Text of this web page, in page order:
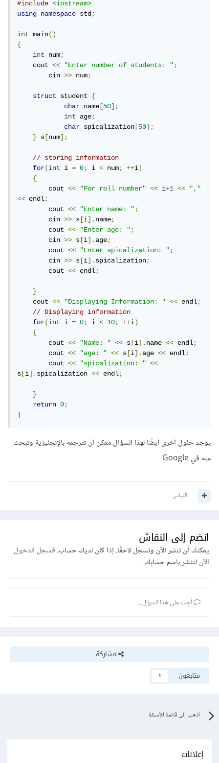
#include
<iostream>
using
namespace std;
int main()
{
int
num;
    cout
<< "Enter number of students: ";
        cin
>> num;
struct student {
char name [50];
int
age;
char spicalization [50];
}
s [num];
// storing information
for(int i = 0; i < num; ++i)
{
        cout
<< "For roll number" << i+1 <<
","
<< endl;
        cout
<< "Enter name: ";
        cin
>> s [i].name;
        cout
<< "Enter age: ";
        cin
>> s [i].age;
        cout
<< "Enter spicalization: ";
        cin
>> s [i].spicalization;
        cout
<< endl;
}
    cout
<< "Displaying Information: " << endl;
// Displaying information
for(int i = 0; i < 10; ++i)
{
        cout
<< "Name: " << s [i].name << endl;
        cout
<< "age: " << s [i].age << endl;
        cout
<< "spicalization: "
<<
s [i].spicalization << endl;
}
return
0;
}
يوجد حلول أخرى أيضًا لهذا السؤال ممكن أن تترجمه بالإنجليزية وتبحث
عنه في Google
اقتباس
انضم إلى النقاش
يمكنك أن تنشر الآن وتسجل لاحقًا. إذا كان لديك حساب،فسجل الدخول
الآنلتنشر باسم حسابك.
أجب على هذا السؤال...
مشاركة
متابعون
1
اذهب إلى قائمة الأسئلة
إعلانات